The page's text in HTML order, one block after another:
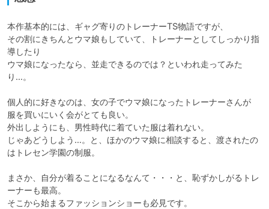
本作基本的には、ギャグ寄りのトレーナーTS物語ですが、
その割にきちんとウマ娘もしていて、トレーナーとしてしっかり指
導したり
ウマ娘になったなら、並走できるのでは？といわれ走ってみた
り…。
個人的に好きなのは、女の子でウマ娘になったトレーナーさんが
服を買いにいく会がとても良い。
外出しようにも、男性時代に着ていた服は着れない。
じゃあどうしよう…。と、ほかのウマ娘に相談すると、渡されたの
はトレセン学園の制服。
まさか、自分が着ることになるなんて・・・と、恥ずかしがるトレ
ーナーも最高。
そこから始まるファッションショーも必見です。